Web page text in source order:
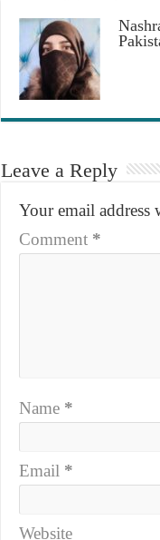
Leave a Reply
Your email
Comment *
Name *
Email *
Website